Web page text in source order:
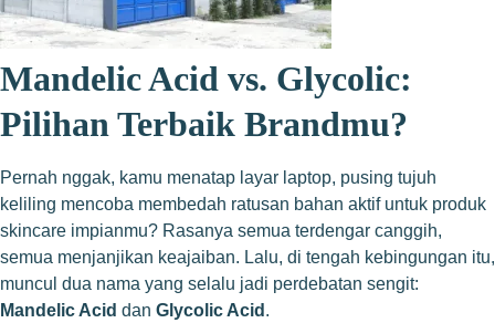
Mandelic Acid vs. Glycolic:
Pilihan Terbaik Brandmu?
Pernah nggak, kamu menatap layar laptop, pusing tujuh
keliling mencoba membedah ratusan bahan aktif untuk produk
skincare impianmu? Rasanya semua terdengar canggih,
semua menjanjikan keajaiban. Lalu, di tengah kebingungan itu,
muncul dua nama yang selalu jadi perdebatan sengit:
Mandelic Acid dan Glycolic Acid .